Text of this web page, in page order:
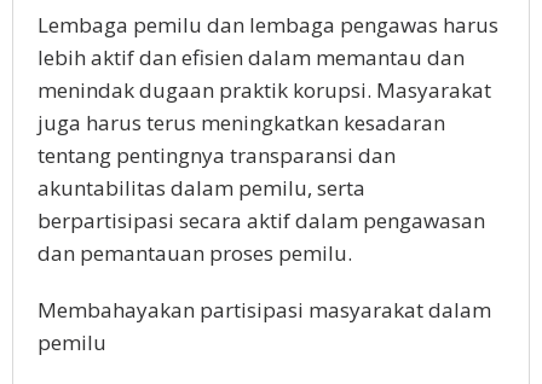
Lembaga pemilu dan lembaga pengawas harus
lebih aktif dan efisien dalam memantau dan
menindak dugaan praktik korupsi. Masyarakat
juga harus terus meningkatkan kesadaran
tentang pentingnya transparansi dan
akuntabilitas dalam pemilu, serta
berpartisipasi secara aktif dalam pengawasan
dan pemantauan proses pemilu.
Membahayakan partisipasi masyarakat dalam
pemilu